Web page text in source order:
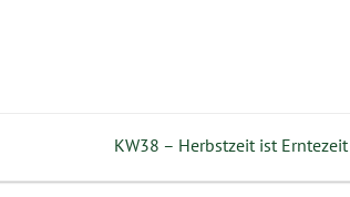
KW38 – Herbstzeit ist Erntezeit